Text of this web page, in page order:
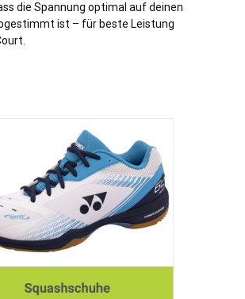
die Spannung optimal auf deinen
ist – für beste Leistung